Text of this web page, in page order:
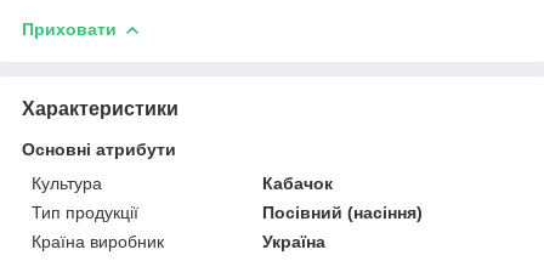
Приховати
Характеристики
Основні атрибути
Культура
Кабачок
Тип продукції
Посівний (насіння)
Країна виробник
Україна